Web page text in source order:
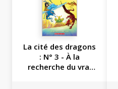
La cité des dragons
: N° 3 - À la
recherche du vrai